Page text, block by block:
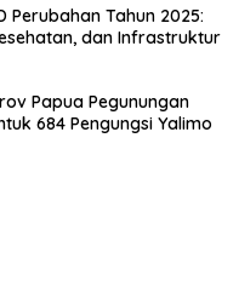
Perubahan Tahun 2025:
dan Infrastruktur
Papua Pegunungan
684 Pengungsi Yalimo